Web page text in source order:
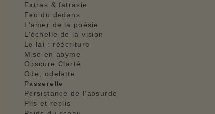
Fatras & fatrasie
Feu du dedans
L'amer de la poésie
L'échelle de la vision
Le lai : réécriture
Mise en abyme
Obscure Clarté
Ode, odelette
Passerelle
Persistance de l'absurde
Plis et replis